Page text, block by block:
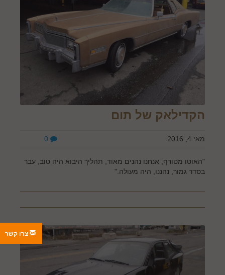
הקדילאק של תום
מאי 4, 2016
"האוטו מטורף, אנחנו נהנים מאוד, תהליך היבוא היה טוב, עבר
בסדר גמור, נהננו, היה מעולה."
צרו קשר